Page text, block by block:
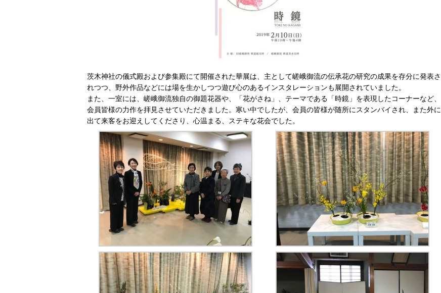
茨木神社の儀式殿および参集殿にて開催された華展は、主として嵯峨御流の伝承花の研究の成果を存分に発表さ
れつつ、野外作品などには場を生かしつつ遊び心のあるインスタレーションも展開されていました。
また、一室には、嵯峨御流独自の御題花器や、「花がさね」、テーマである「時鏡」を表現したコーナーなど、
会員皆様の力作を拝見させていただきました。寒い中でしたが、会員の皆様が随所にスタンバイされ、また外に
出て来客をお迎えしてくださり、心温まる、ステキな花会でした。